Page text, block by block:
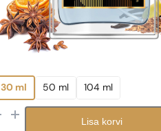
30 ml 50 ml 104 ml
Lisa korvi